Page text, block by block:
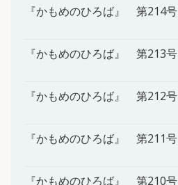
『かもめのひろば』 第214号
『かもめのひろば』 第213号
『かもめのひろば』 第212号
『かもめのひろば』 第211号
『かもめのひろば』 第210号